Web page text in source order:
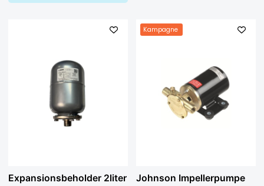
Expansionsbeholder 2liter
Kampagne
Johnson Impellerpumpe